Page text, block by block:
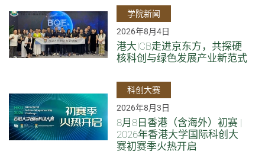
学院新闻
2026年8月4日
港大ICB走进京东方，共探硬
核科创与绿色发展产业新范式
科创大赛
2026年8月3日
8月8日香港（含海外）初赛 |
2026年香港大学国际科创大
赛初赛季火热开启